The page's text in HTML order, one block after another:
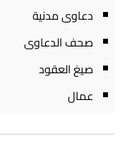
دعاوى مدنية
صحف الدعاوى
صيغ العقود
عمال